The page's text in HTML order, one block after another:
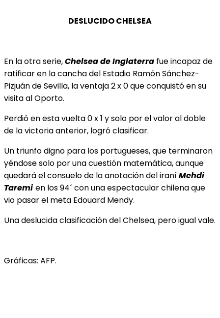
DESLUCIDO CHELSEA
En la otra serie,Chelsea de Inglaterra fue incapaz de
ratificar en la cancha del Estadio RamónSánchez-
Pizjuán de Sevilla, la ventaja 2 x 0 que conquistó en su
visita al Oporto.
Perdió en esta vuelta 0 x 1 y solo por el valor al doble
de la victoria anterior, logró clasificar.
Un triunfo digno para los portugueses, que terminaron
yéndose solo por una cuestión matemática, aunque
quedará el consuelo de la anotación del iraníMehdi
Taremi en los 94´ con una espectacular chilena que
vio pasar el meta Edouard Mendy.
Una deslucida clasificación del Chelsea, pero igual vale.
Gráficas: AFP.